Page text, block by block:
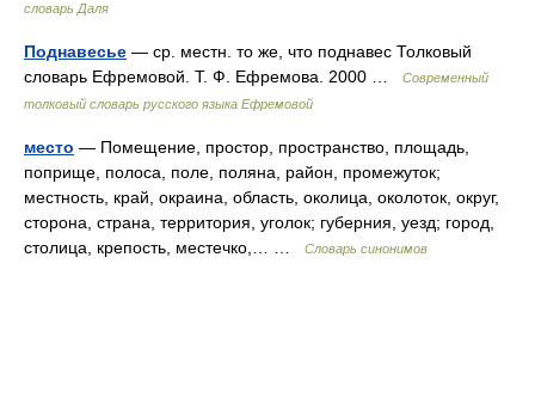
словарь Даля
Поднавесье — ср. местн. то же, что поднавес Толковый
словарь Ефремовой. Т. Ф. Ефремова. 2000 …
Современный
толковый словарь русского языка Ефремовой
место — Помещение, простор, пространство, площадь,
поприще, полоса, поле, поляна, район, промежуток;
местность, край, окраина, область, околица, околоток, округ,
сторона, страна, территория, уголок; губерния, уезд; город,
столица, крепость, местечко,… …
Словарь синонимов